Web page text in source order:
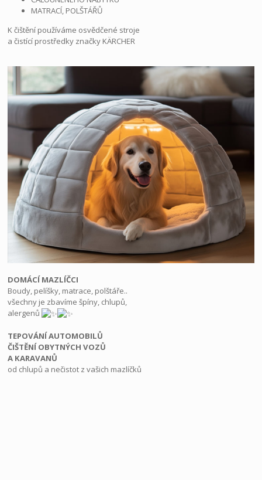
MATRACÍ, POLŠTÁŘŮ
K čištění používáme osvědčené stroje
a čistící prostředky značky KÄRCHER
DOMÁCÍ MAZLÍČCI
Boudy, pelíšky, matrace, polštáře..
všechny je zbavíme špíny, chlupů,
alergenů
TEPOVÁNÍ AUTOMOBILŮ
ČIŠTĚNÍ OBYTNÝCH VOZŮ
A KARAVANŮ
od chlupů a nečistot z vašich mazlíčků